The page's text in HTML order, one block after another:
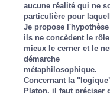
aucune réalité qui ne
particulière pour
Je propose
ils ne concèdent le
mieux le cerner et le
démarche
métaphilosophique.
Concernant la
Platon, il faut préciser